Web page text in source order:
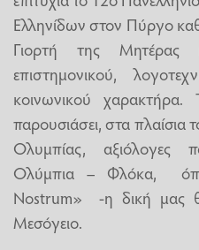
Ελληνίδων στον Πύργο
Γιορτή της Μητέρας
επιστημονικού,
κοινωνικού χαρακτήρα.
παρουσιάσει, στα πλαίσια
Ολυμπίας, αξιόλογες
Ολύμπια – Φλόκα,
Nostrum» -η δική μας
Μεσόγειο.